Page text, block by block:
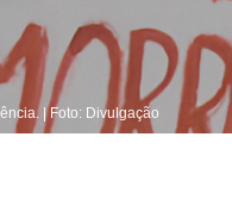
| Foto: Divulgação